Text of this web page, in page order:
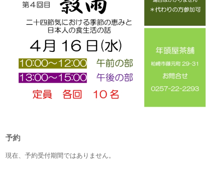
予約
現在、予約受付期間ではありません。